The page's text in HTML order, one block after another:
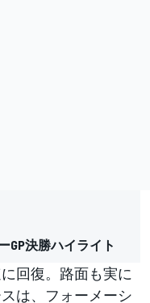
GP決勝ハイライト
回復。路面も実に
は、フォーメーシ